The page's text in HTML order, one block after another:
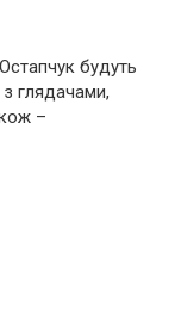
будуть
з глядачами,
–